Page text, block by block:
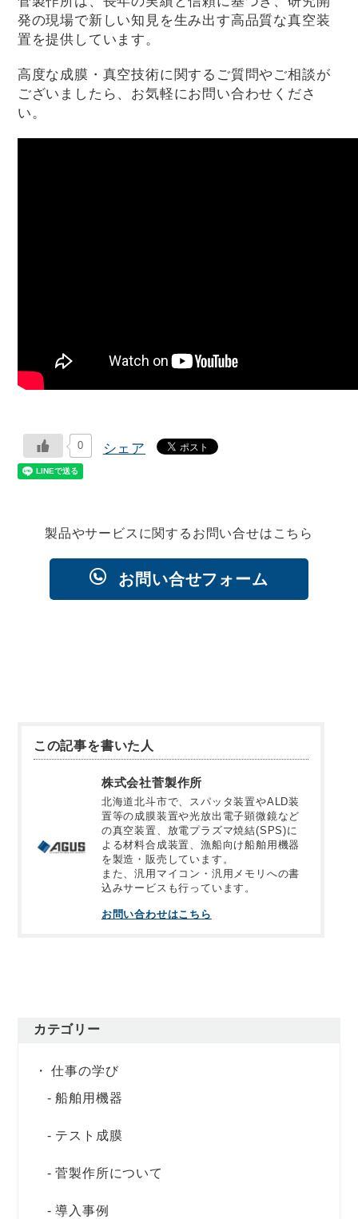
発の現場で新しい知見を生み出す高品質な真空装
置を提供しています。
高度な成膜・真空技術に関するご質問やご相談が
ございましたら、お気軽にお問い合わせくださ
い。
0 シェア
製品やサービスに関するお問い合せはこちら
お問い合せフォーム
この記事を書いた人
株式会社菅製作所
北海道北斗市で、スパッタ装置やALD装
置等の成膜装置や光放出電子顕微鏡など
の真空装置、放電プラズマ焼結(SPS)に
よる材料合成装置、漁船向け船舶用機器
を製造・販売しています。
また、汎用マイコン・汎用メモリへの書
込みサービスも行っています。
お問い合わせはこちら
カテゴリー
仕事の学び
船舶用機器
テスト成膜
菅製作所について
導入事例